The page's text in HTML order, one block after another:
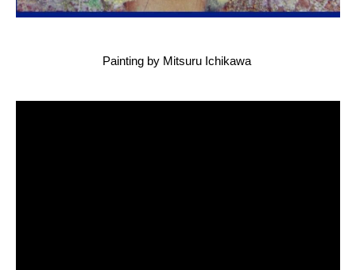
Painting by Mitsuru Ichikawa